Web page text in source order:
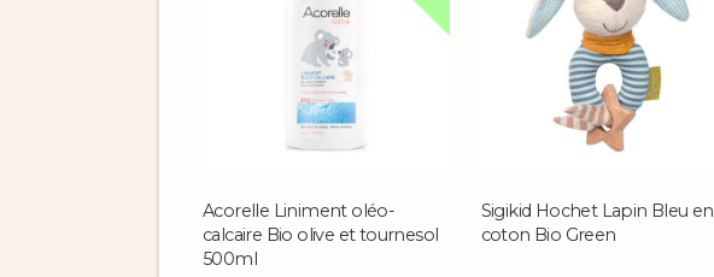
Acorelle Liniment oléo-
calcaire Bio olive et tournesol
500ml
Sigikid Hochet Lapin Bleu en
coton Bio Green